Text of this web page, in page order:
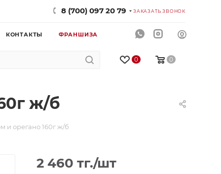
8 (700) 097 20 79 ЗАКАЗАТЬ ЗВОНОК
КОНТАКТЫ ФРАНШИЗА
0 0
ж/б
и орегано 160г ж/б
2 460 тг./шт